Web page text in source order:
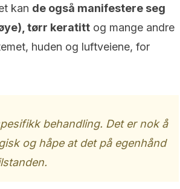
kan de også manifestere seg
tørr keratitt og mange andre
huden og luftveiene, for
behandling. Det er nok å
og håpe at det på egenhånd